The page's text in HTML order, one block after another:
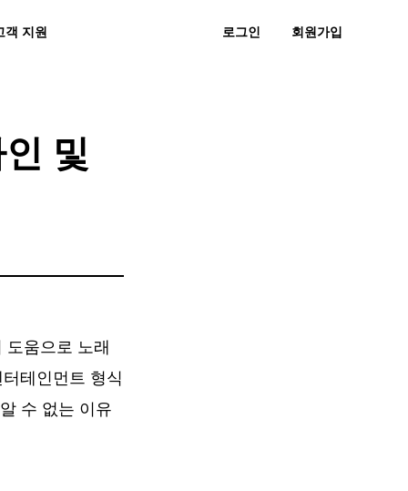
객 지원 로그인 회원가입
는 질문 지금 구매하기
및
움으로 노래
테인먼트 형식
수 없는 이유